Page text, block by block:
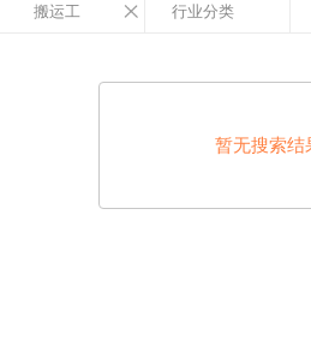
搬运工 行业分类
暂无搜索结